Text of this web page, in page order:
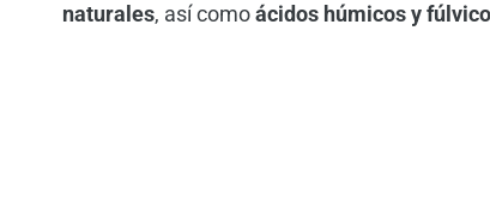
naturales, así comoácidos húmicos y